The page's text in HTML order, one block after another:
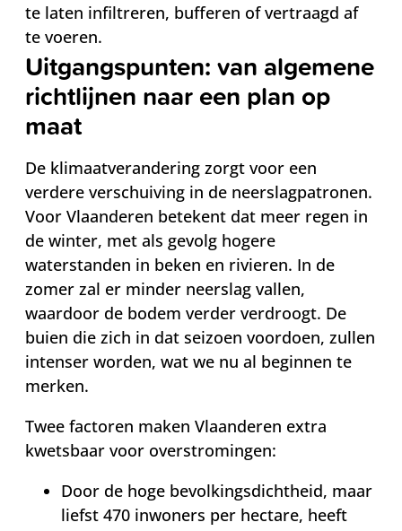
te laten infiltreren, bufferen of vertraagd af
te voeren.
Uitgangspunten: van algemene
richtlijnen naar een plan op
maat
De klimaatverandering zorgt voor een
verdere verschuiving in de neerslagpatronen.
Voor Vlaanderen betekent dat meer regen in
de winter, met als gevolg hogere
waterstanden in beken en rivieren. In de
zomer zal er minder neerslag vallen,
waardoor de bodem verder verdroogt. De
buien die zich in dat seizoen voordoen, zullen
intenser worden, wat we nu al beginnen te
merken.
Twee factoren maken Vlaanderen extra
kwetsbaar voor overstromingen:
Door de hoge bevolkingsdichtheid, maar
liefst 470 inwoners per hectare, heeft